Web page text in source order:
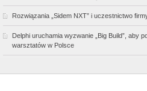
Rozwiązania „Sidem NXT” i uczestnictwo
Delphi uruchamia wyzwanie „Big Build”, aby
warsztatów w Polsce